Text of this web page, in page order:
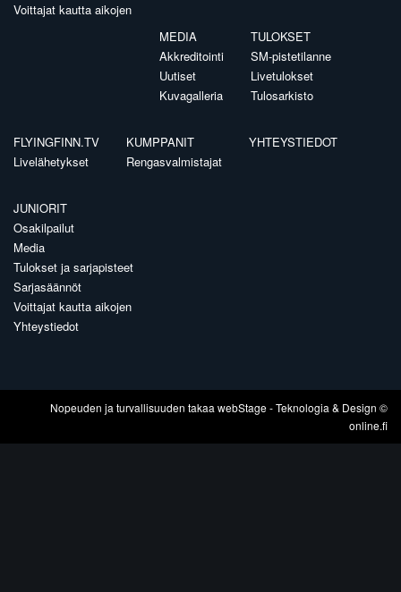
Voittajat kautta aikojen
MEDIA
Akkreditointi
Uutiset
Kuvagalleria
TULOKSET
SM-pistetilanne
Livetulokset
Tulosarkisto
FLYINGFINN.TV
Livelähetykset
KUMPPANIT
Rengasvalmistajat
YHTEYSTIEDOT
JUNIORIT
Osakilpailut
Media
Tulokset ja sarjapisteet
Sarjasäännöt
Voittajat kautta aikojen
Yhteystiedot
Nopeuden ja turvallisuuden takaawebStage- Teknologia & Design ©
online.fi